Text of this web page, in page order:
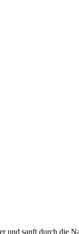
und sanft durch die